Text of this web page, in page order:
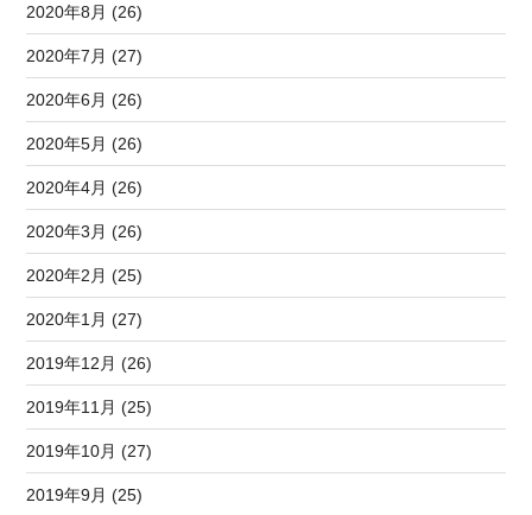
2020年8月 (26)
2020年7月 (27)
2020年6月 (26)
2020年5月 (26)
2020年4月 (26)
2020年3月 (26)
2020年2月 (25)
2020年1月 (27)
2019年12月 (26)
2019年11月 (25)
2019年10月 (27)
2019年9月 (25)